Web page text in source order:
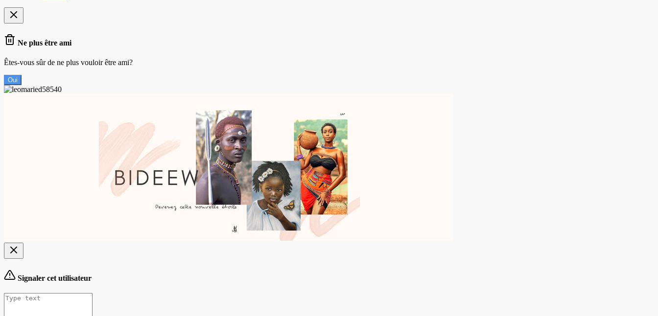
Ne plus être ami
Êtes-vous sûr de ne plus vouloir être ami?
Oui
Signaler cet utilisateur